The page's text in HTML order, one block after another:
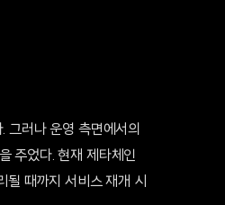
그러나 운영 측면에서의
주었다. 현재 제타체인
때까지 서비스 재개 시